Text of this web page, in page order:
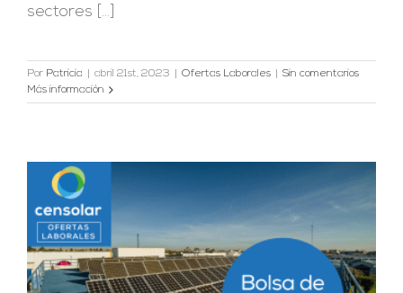
sectores [...]
Por Patricia abril 21st, 2023 Ofertas Laborales
Sin comentarios
Más información